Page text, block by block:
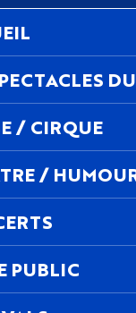
/ CIRQUE
/
PUBLIC